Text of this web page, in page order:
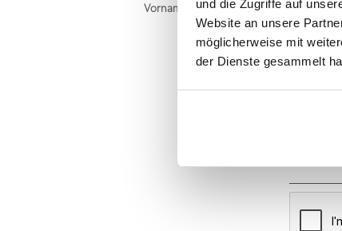
und die Zugriffe auf
Website an unsere
möglicherweise mit
der Dienste gesammelt
Vorname, Familienname
E-Mail